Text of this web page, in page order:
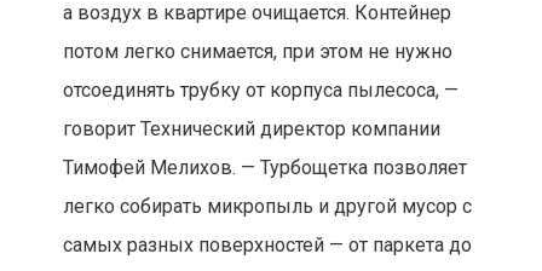
а воздух в квартире очищается. Контейнер
потом легко снимается, при этом не нужно
отсоединять трубку от корпуса пылесоса, —
говорит Технический директор компании
Тимофей Мелихов. — Турбощетка позволяет
легко собирать микропыль и другой мусор с
самых разных поверхностей — от паркета до